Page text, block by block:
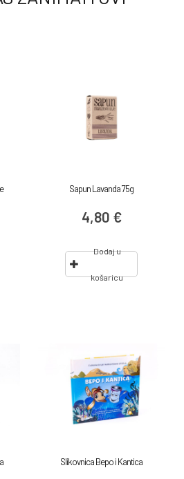
Sapun Lavanda 75g
4,80 €
Dodaj u
košaricu
Slikovnica Bepo i Kantica